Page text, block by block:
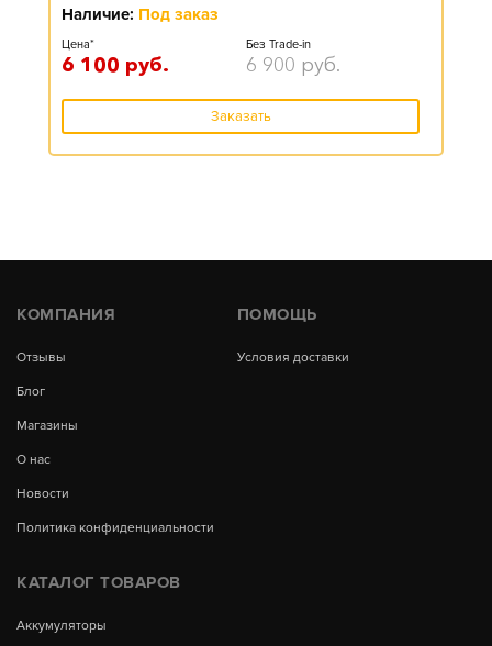
Наличие: Под заказ
Цена*
6 100 руб.
Без Trade-in
6 900 руб.
Заказать
КОМПАНИЯ
Отзывы
Блог
Магазины
О нас
Новости
Политика конфиденциальности
ПОМОЩЬ
Условия доставки
КАТАЛОГ ТОВАРОВ
Аккумуляторы